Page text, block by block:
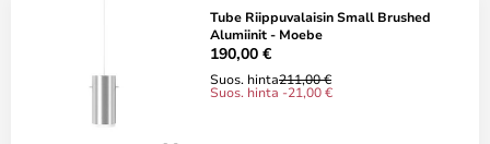
Tube Riippuvalaisin Small Brushed
Alumiinit - Moebe
190,00 €
Suos. hinta211,00 €
Suos. hinta -21,00 €